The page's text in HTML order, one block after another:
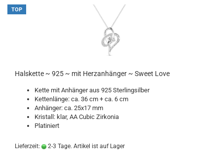
TOP
Halskette ~ 925 ~ mit Herzanhänger ~ Sweet Love
Kette mit Anhänger aus 925 Sterlingsilber
Kettenlänge: ca. 36 cm + ca. 6 cm
Anhänger: ca. 25x17 mm
Kristall: klar, AA Cubic Zirkonia
Platiniert
Lieferzeit: 2-3 Tage. Artikel ist auf Lager